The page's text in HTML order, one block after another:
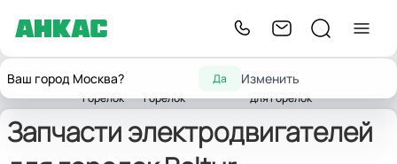
Ваш город Москва? Да Изменить
Главнаядля
горелок
комплектующих для
горелок
электродвигателей
для горелок
Запчасти электродвигателей